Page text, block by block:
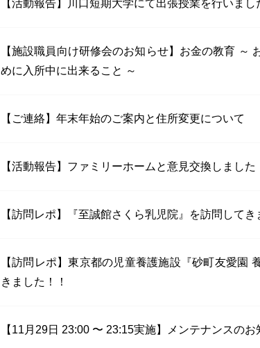
【活動報告】川口短期大学にて出張授業を行いまし
【施設職員向け研修会のお知らせ】お金の教育 ～
めに入所中に出来ること ～
【ご連絡】年末年始のご案内と住所変更について
【活動報告】ファミリーホームと意見交換しました
【訪問レポ】『至誠館さくら乳児院』を訪問してき
【訪問レポ】東京都の児童養護施設『砂町友愛園
きました！！
【11月29日 23:00 〜 23:15実施】メンテナンスのお